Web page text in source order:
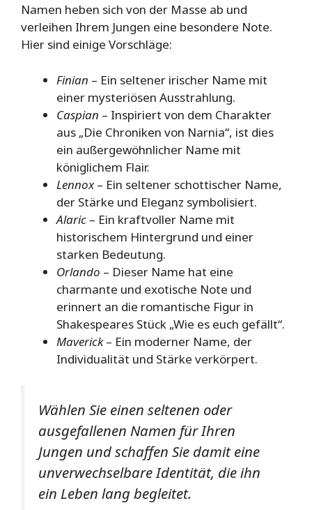
Namen heben sich von der Masse ab und
verleihen Ihrem Jungen eine besondere Note.
Hier sind einige Vorschläge:
Finian – Ein seltener irischer Name mit
einer mysteriösen Ausstrahlung.
Caspian – Inspiriert von dem Charakter
aus „Die Chroniken von Narnia“, ist dies
ein außergewöhnlicher Name mit
königlichem Flair.
Lennox– Ein seltener schottischer Name,
der Stärke und Eleganz symbolisiert.
Alaric – Ein kraftvoller Name mit
historischem Hintergrund und einer
starken Bedeutung.
Orlando – Dieser Name hat eine
charmante und exotische Note und
erinnert an die romantische Figur in
Shakespeares Stück „Wie es euch gefällt“.
Maverick– Ein moderner Name, der
Individualität und Stärke verkörpert.
Wählen Sie einen seltenen oder
ausgefallenen Namen für Ihren
Jungen und schaffen Sie damit eine
unverwechselbare Identität, die ihn
ein Leben lang begleitet.